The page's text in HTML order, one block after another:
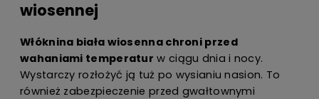
wiosennej
Włóknina biała wiosenna chroni przed
wahaniami temperatur w ciągu dnia i nocy.
Wystarczy rozłożyć ją tuż po wysianiu nasion. To
również zabezpieczenie przed gwałtownymi